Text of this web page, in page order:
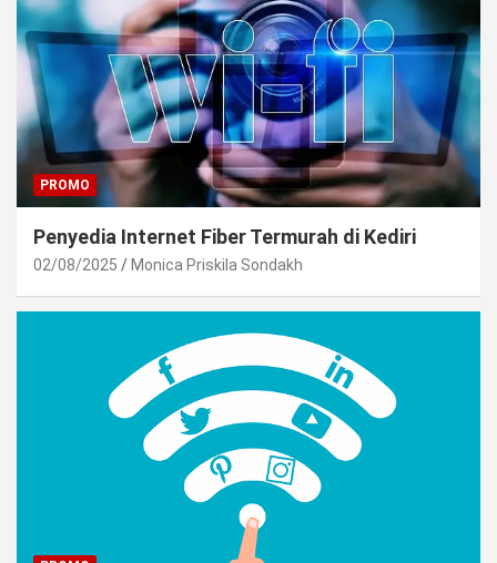
PROMO
Penyedia Internet Fiber Termurah di Kediri
02/08/2025 Monica Priskila Sondakh